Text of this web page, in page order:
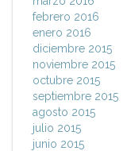
febrero 2016
enero 2016
diciembre 2015
noviembre 2015
octubre 2015
septiembre 2015
agosto 2015
julio 2015
junio 2015